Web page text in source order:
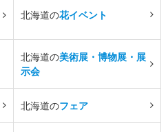
北海道の花イベント
北海道の美術展・博物展・展
示会
北海道のフェア